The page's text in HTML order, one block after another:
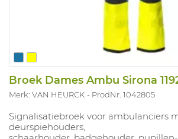
Broek Dames Ambu Sirona
Merk: VAN HEURCK ProdNr. 1042805
Signalisatiebroek voor ambulanciers
deurspiehouders,